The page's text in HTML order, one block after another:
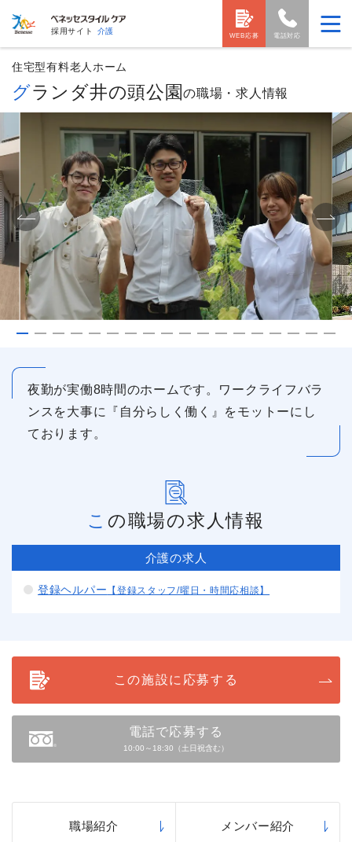
採用サイト 介護
電話対応
WEB応募
住宅型有料老人ホーム
グランダ井の頭公園の職場・求人情報
夜勤が実働8時間のホームです。ワークライフバラ
ンスを大事に『自分らしく働く』をモットーにし
ております。
この職場の求人情報
介護の求人
登録ヘルパー 【登録スタッフ/曜日・時間応相談】
この施設に応募する
電話で応募する
10:00～18:30（土日祝含む）
職場紹介 メンバー紹介